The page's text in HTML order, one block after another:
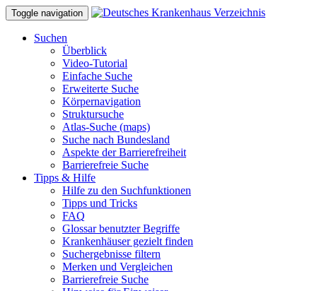
Toggle navigation
Suchen
Überblick
Video-Tutorial
Einfache Suche
Erweiterte Suche
Körpernavigation
Struktursuche
Atlas-Suche (maps)
Suche nach Bundesland
Aspekte der Barrierefreiheit
Barrierefreie Suche
Tipps & Hilfe
Hilfe zu den Suchfunktionen
Tipps und Tricks
FAQ
Glossar benutzter Begriffe
Krankenhäuser gezielt finden
Suchergebnisse filtern
Merken und Vergleichen
Barrierefreie Suche